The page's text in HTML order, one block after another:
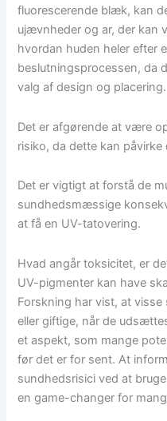
fluorescerende blæk, kan
ujævnheder og ar, der kan
hvordan huden heler efter
beslutningsprocessen, da
valg af design og placering.
Det er afgørende at være
risiko, da dette kan påvirke
Det er vigtigt at forstå de
sundhedsmæssige
at få en UV-tatovering.
Hvad angår toksicitet, er
UV-pigmenter kan have
Forskning har vist, at
eller giftige, når de
et aspekt, som mange
før det er for sent. At
sundhedsrisici ved at
en game-changer for